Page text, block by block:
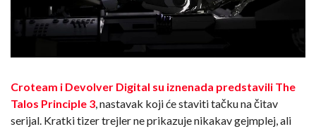
Croteam i Devolver Digital su iznenada predstavili The
Talos Principle 3 , nastavak koji će staviti tačku na čitav
serijal. Kratki tizer trejler ne prikazuje nikakav gejmplej, ali